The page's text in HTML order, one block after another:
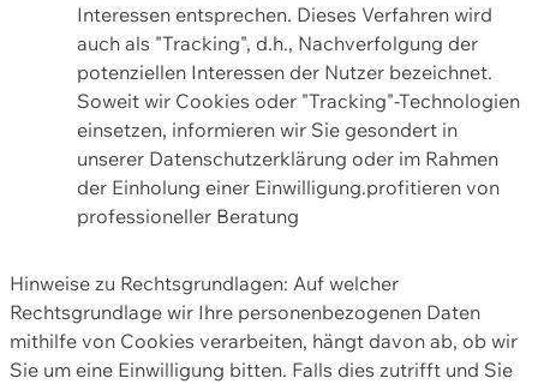
Interessen entsprechen. Dieses Verfahren wird
auch als "Tracking", d.h., Nachverfolgung der
potenziellen Interessen der Nutzer bezeichnet.
Soweit wir Cookies oder "Tracking"-Technologien
einsetzen, informieren wir Sie gesondert in
unserer Datenschutzerklärung oder im Rahmen
der Einholung einer Einwilligung.profitieren von
professioneller Beratung
Hinweise zu Rechtsgrundlagen: Auf welcher
Rechtsgrundlage wir Ihre personenbezogenen Daten
mithilfe von Cookies verarbeiten, hängt davon ab, ob wir
Sie um eine Einwilligung bitten. Falls dies zutrifft und Sie